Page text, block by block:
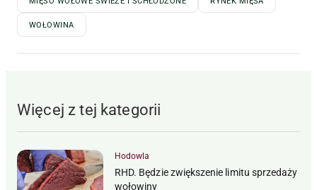
WOŁOWINA
Więcej z tej kategorii
Hodowla
RHD. Będzie zwiększenie limitu sprzedaży
wołowiny